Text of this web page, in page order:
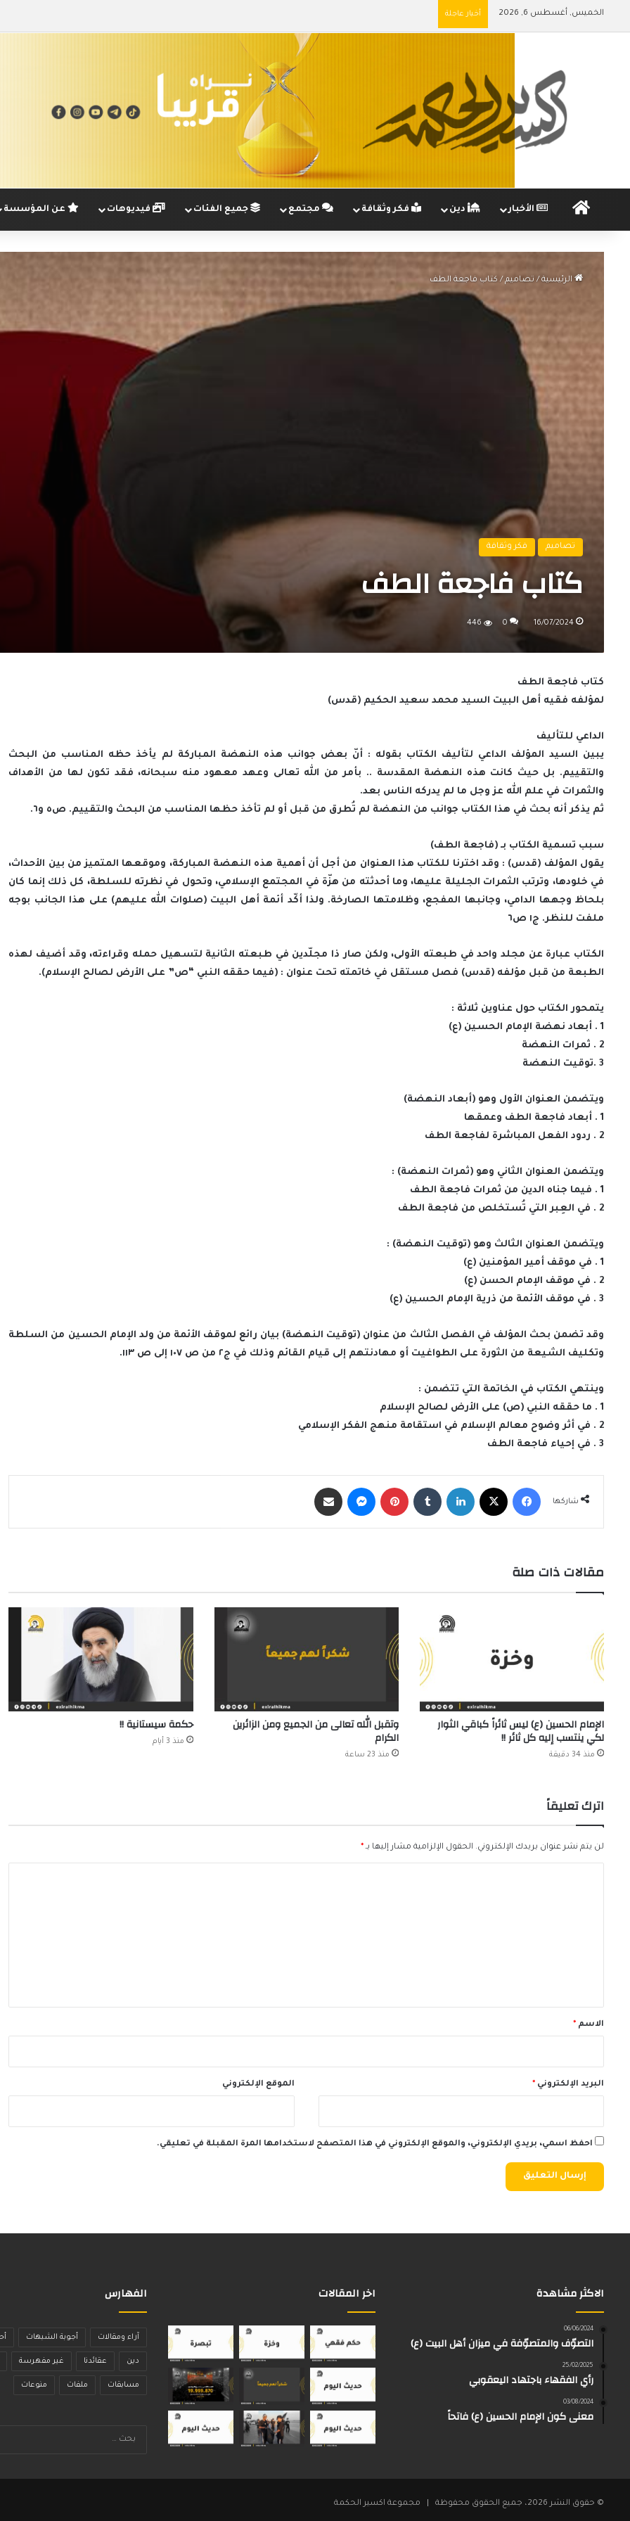
الخميس, أغسطس 6, 2026 أخبار عاجلة
الرئيسيةالأخبار دين فكر وثقافة مجتمع جميع الفئات فيديوهات عن المؤسسة
الرئيسية / تصاميم / كتاب فاجعة الطف
تصاميم فكر وثقافة
كتاب فاجعة الطف
16/07/2024
0
446
كتاب فاجعة الطف
لمؤلفه فقيه أهل البيت السيد محمد سعيد الحكيم (قدس)
الداعي للتأليف
يبين السيد المؤلف الداعي لتأليف الكتاب بقوله : أنّ بعض جوانب هذه النهضة المباركة لم يأخذ حظه المناسب من البحث
والتقييم. بل حيث كانت هذه النهضة المقدسة .. بأمر من الله تعالى وعهد معهود منه سبحانه، فقد تكون لها من الأهداف
والثمرات في علم الله عز وجل ما لم يدركه الناس بعد.
ثم يذكر أنه بحث في هذا الكتاب جوانب من النهضة لم تُطرق من قبل أو لم تأخذ حظها المناسب من البحث والتقييم. ص٥ و٦.
سبب تسمية الكتاب بـ (فاجعة الطف)
يقول المؤلف (قدس) : وقد اخترنا للكتاب هذا العنوان من أجل أن أهمية هذه النهضة المباركة، وموقعها المتميز من بين الأحداث،
في خلودها، وترتب الثمرات الجليلة عليها، وما أحدثته من هزّة في المجتمع الإسلامي، وتحول في نظرته للسلطة، كل ذلك إنما كان
بلحاظ وجهها الدامي، وجانبها المفجع، وظلامتها الصارخة. ولذا أكّد أئمة أهل البيت (صلوات الله عليهم) على هذا الجانب بوجه
ملفت للنظر. ج١ ص٦
الكتاب عبارة عن مجلد واحد في طبعته الأولى، ولكن صار ذا مجلّدين في طبعته الثانية لتسهيل حمله وقراءته، وقد أضيف لهذه
الطبعة من قبل مؤلفه (قدس) فصل مستقل في خاتمته تحت عنوان : (فيما حققه النبي “ص” على الأرض لصالح الإسلام).
يتمحور الكتاب حول عناوين ثلاثة :
1 . أبعاد نهضة الإمام الحسين (ع)
2 . ثمرات النهضة
3 .توقيت النهضة
ويتضمن العنوان الأول وهو (أبعاد النهضة)
1 . أبعاد فاجعة الطف وعمقها
2 . ردود الفعل المباشرة لفاجعة الطف
ويتضمن العنوان الثاني وهو (ثمرات النهضة) :
1 . فيما جناه الدين من ثمرات فاجعة الطف
2 . في العِبر التي تُستخلص من فاجعة الطف
ويتضمن العنوان الثالث وهو (توقيت النهضة) :
1 . في موقف أمير المؤمنين (ع)
2 . في موقف الإمام الحسن (ع)
3 . في موقف الأئمة من ذرية الإمام الحسين (ع)
وقد تضمن بحث المؤلف في الفصل الثالث من عنوان (توقيت النهضة) بيان رائع لموقف الأئمة من ولد الإمام الحسين من السلطة
وتكليف الشيعة من الثورة على الطواغيت أو مهادنتهم إلى قيام القائم وذلك في ج٢ من ص ١٠٧ إلى ص ١١٣.
وينتهي الكتاب في الخاتمة التي تتضمن :
1 . ما حققه النبي (ص) على الأرض لصالح الإسلام
2 . في أثر وضوح معالم الإسلام في استقامة منهج الفكر الإسلامي
3 . في إحياء فاجعة الطف
شاركها
مقالات ذات صلة
الإمام الحسين (ع) ليس ثائراً كباقي الثوار
لكي ينتسب إليه كل ثائر !!
منذ 34 دقيقة
وتقبل الله تعالى من الجميع ومن الزائرين
الكرام
منذ 23 ساعة
حكمة سيستانية !!
منذ 3 أيام
اترك تعليقاً
لن يتم نشر عنوان بريدك الإلكتروني. الحقول الإلزامية مشار إليها بـ *
*الاسم *
البريد الإلكتروني * الموقع الإلكتروني
احفظ اسمي، بريدي الإلكتروني، والموقع الإلكتروني في هذا المتصفح لاستخدامها المرة المقبلة في تعليقي.
الاكثر مشاهدة
06/06/2024
التصوّف والمتصوّفة في ميزان أهل البيت (ع)
25/02/2025
رأي الفقهاء باجتهاد اليعقوبي
03/08/2024
معنى كون الإمام الحسين (ع) فاتحاً
اخر المقالات الفهارس
آراء ومقالات أجوبة الشبهات
دين عقائدنا غير مفهرسة
مسابقات ملفات منوعات
© حقوق النشر 2026، جميع الحقوق محفوظة | مجموعة اكسير الحكمة